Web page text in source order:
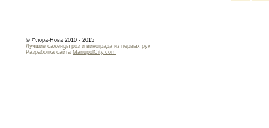
© Флора-Нова 2010 - 2015
Лучшие саженцы роз и винограда из первых рук
Разработка сайта MariupolCity.com